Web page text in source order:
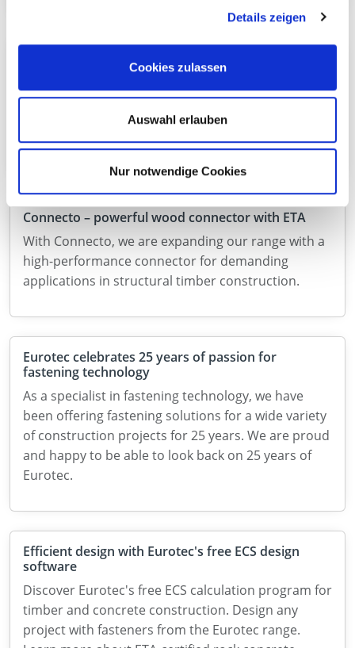
Details zeigen
Cookies zulassen
Auswahl erlauben
Nur notwendige Cookies
the field of timber engineering with a high-
performance solution for the targeted decoupling
of load-bearing components.
Connecto – powerful wood connector with ETA
With Connecto, we are expanding our range with a
high-performance connector for demanding
applications in structural timber construction.
Eurotec celebrates 25 years of passion for
fastening technology
As a specialist in fastening technology, we have
been offering fastening solutions for a wide variety
of construction projects for 25 years. We are proud
and happy to be able to look back on 25 years of
Eurotec.
Efficient design with Eurotec's free ECS design
software
Discover Eurotec's free ECS calculation program for
timber and concrete construction. Design any
project with fasteners from the Eurotec range.